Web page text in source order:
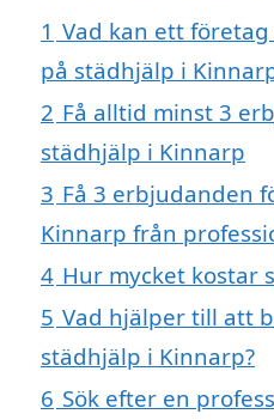
1 Vad kan ett
på städhjälp i
2 Få alltid minst 3
städhjälp i Kinnarp
3 Få 3 erbjudanden
Kinnarp från
4 Hur mycket kostar
5 Vad hjälper till att
städhjälp i Kinnarp?
6 Sök efter en